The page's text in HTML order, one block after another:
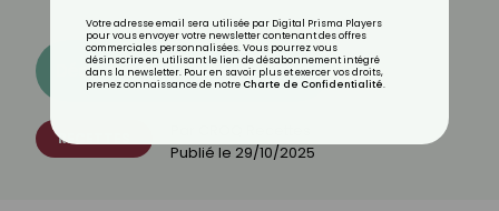
Découvrez les 11 menus CROQ
RECETTES
Publié le 29/10/2025
Votre adresse email sera utilisée par Digital Prisma Players
pour vous envoyer votre newsletter contenant des offres
commerciales personnalisées. Vous pourrez vous
désinscrire en utilisant le lien de désabonnement intégré
dans la newsletter. Pour en savoir plus et exercer vos droits,
prenez connaissance de notre Charte de Confidentialité.